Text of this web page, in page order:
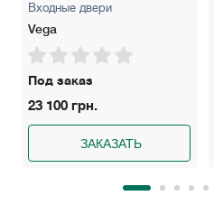
Входные двери
Vega
Под заказ
23 100 грн.
ЗАКАЗАТЬ